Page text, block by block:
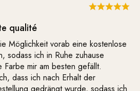
qualité
Möglichkeit vorab eine kostenlose
sodass ich in Ruhe zuhause
mir am besten gefällt.
dass ich nach Erhalt der
gedrängt wurde, sodass ich